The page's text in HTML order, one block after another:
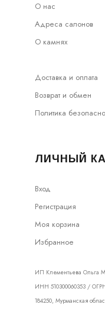
О нас
Адреса салонов
О камнях
Доставка и оплата
Возврат и обмен
Политика
ЛИЧНЫЙ
Вход
Регистрация
Моя корзина
Избранное
ИП Клементьева Ольга
ИНН 510300060353 /
184250, Мурманская